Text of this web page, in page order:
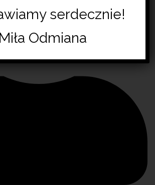
serdecznie!
Miła Odmiana